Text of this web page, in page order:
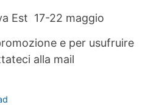
Est 17-22 maggio
e per usufruire
alla mail